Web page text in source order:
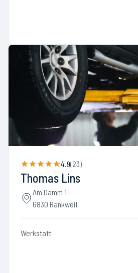
4.9(23)
Thomas Lins
Am Damm 1
6830 Rankweil
Werkstatt